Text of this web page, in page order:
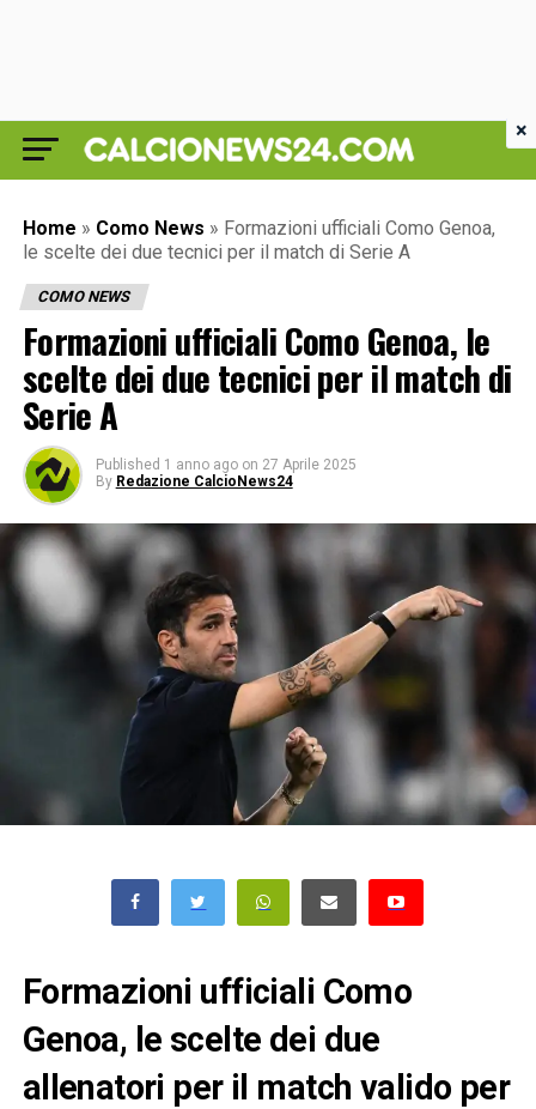
Home » Como News » Formazioni ufficiali Como Genoa,
le scelte dei due tecnici per il match di Serie A
COMO NEWS
Formazioni ufficiali Como Genoa, le
scelte dei due tecnici per il match di
Serie A
Published 1 anno ago on 27 Aprile 2025
By Redazione CalcioNews24
Formazioni ufficiali Como
Genoa, le scelte dei due
allenatori per il match valido per
×